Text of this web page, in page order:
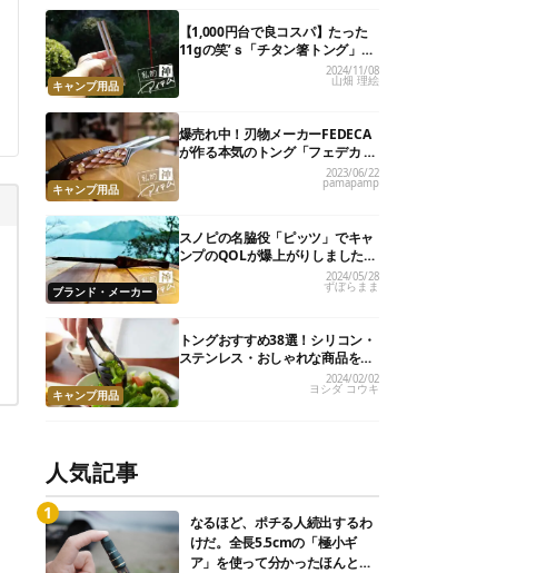
キャンプ用品
【1,000円台で良コスパ】たった
11gの笑’ｓ「チタン箸トング」
が、キャンプ飯のストレスを解消
2024/11/08
山畑 理絵
キャンプ用品
爆売れ中！刃物メーカーFEDECA
が作る本気のトング「フェデカ ク
レバートング」【私的神アイテ
2023/06/22
pamapamp
ブランド・メーカー
スノピの名脇役「ピッツ」でキャ
ンプのQOLが爆上がりしました
【私的神アイテム】
2024/05/28
ずぼらまま
キャンプ用品
トングおすすめ38選！シリコン・
ステンレス・おしゃれな商品を紹
介
2024/02/02
ヨシダ コウキ
人気記事
なるほど、ポチる人続出するわ
けだ。全長5.5cmの「極小ギ
ア」を使って分かったほんとの